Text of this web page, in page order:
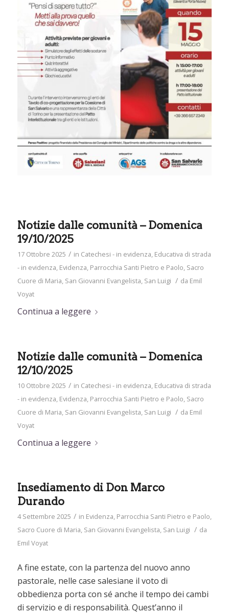
Notizie dalle comunità – Domenica
19/10/2025
17 Ottobre 2025 / in Catechesi - in evidenza, Educativa di strada
- in evidenza, Evidenza, Parrocchia Santi Pietro e Paolo, Sacro
Cuore di Maria, San Giovanni Evangelista, San Luigi / da Emil
Voyat
Continua a leggere
Notizie dalle comunità – Domenica
12/10/2025
10 Ottobre 2025 / in Catechesi - in evidenza, Educativa di strada
- in evidenza, Evidenza, Parrocchia Santi Pietro e Paolo, Sacro
Cuore di Maria, San Giovanni Evangelista, San Luigi / da Emil
Voyat
Continua a leggere
Insediamento di Don Marco
Durando
4 Settembre 2025 / in Evidenza, Parrocchia Santi Pietro e Paolo,
Sacro Cuore di Maria, San Giovanni Evangelista, San Luigi / da
Emil Voyat
A fine estate, con la partenza del nuovo anno
pastorale, nelle case salesiane il voto di
obbedienza porta con sé anche il tempo dei cambi
di servizio e di responsabilità. Quest’anno il